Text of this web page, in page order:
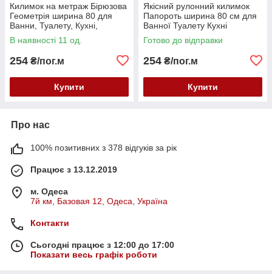
Килимок на метраж Бірюзова
Геометрія ширина 80 для
Ванни, Туалету, Кухні,
Коридору Доріжка
В наявності 11 од.
254 ₴/пог.м
Купити
Якісний рулонний килимок
Папороть ширина 80 см для
Ванної Туалету Кухні
Коридору Доріжка Аквамат
Готово до відправки
254 ₴/пог.м
Купити
Про нас
100% позитивних з 378 відгуків за рік
Працює з 13.12.2019
м. Одеса
7й км, Базовая 12, Одеса, Україна
Контакти
Сьогодні працює з 12:00 до 17:00
Показати весь графік роботи